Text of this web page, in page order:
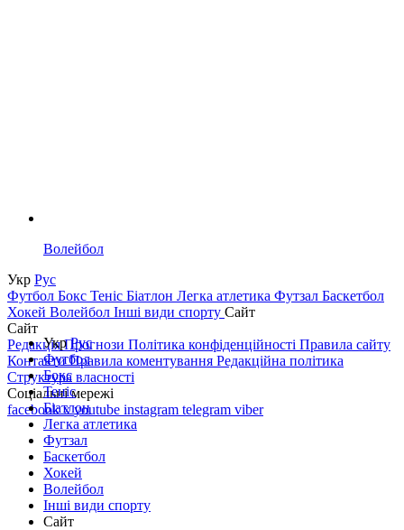
Волейбол
Укр Рус
Футбол Бокс Теніс Біатлон Легка атлетика Футзал Баскетбол
Хокей Волейбол Інші види спорту Сайт
Сайт
РедакціяПрогнози Політика конфіденційності Правила сайту
КонтактиПравила коментування Редакційна політика
Структура власності
Соціальні мережі
facebookxyoutube instagram telegram viber
УкрРус
Футбол
Бокс
Теніс
Біатлон
Легка атлетика
Футзал
Баскетбол
Хокей
Волейбол
Інші види спорту
Сайт